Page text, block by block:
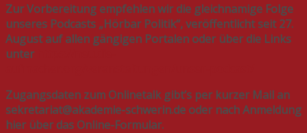
Zur Vorbereitung empfehlen wir die gleichnamige Folge
unseres Podcasts „Hörbar Politik“, veröffentlicht seit 27.
August auf allen gängigen Portalen oder über die Links
unter
Zugangsdaten zum Onlinetalk gibt’s per kurzer Mail an
sekretariat@akademie-schwerin.de oder nach Anmeldung
hier über das Online-Formular.